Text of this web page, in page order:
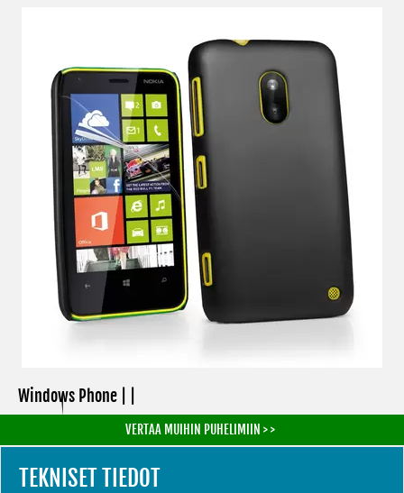
Windows Phone | |
VERTAA MUIHIN PUHELIMIIN > >
TEKNISET TIEDOT